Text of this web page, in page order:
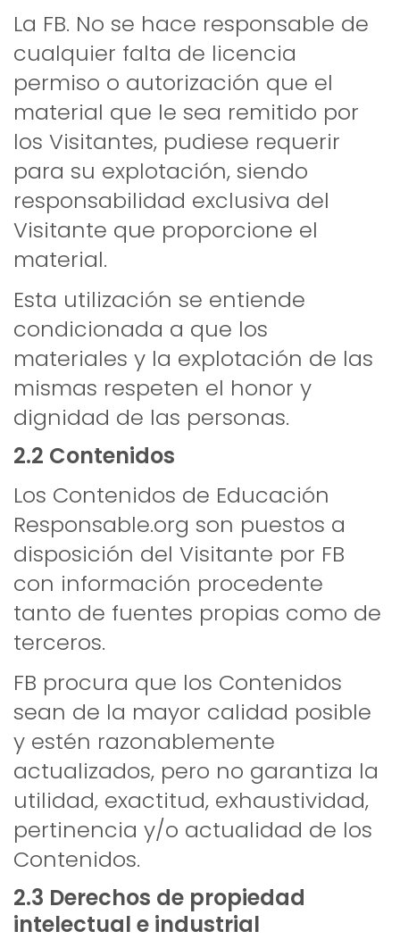
La FB. No se hace responsable de
cualquier falta de licencia
permiso o autorización que el
material que le sea remitido por
los Visitantes, pudiese requerir
para su explotación, siendo
responsabilidad exclusiva del
Visitante que proporcione el
material.
Esta utilización se entiende
condicionada a que los
materiales y la explotación de las
mismas respeten el honor y
dignidad de las personas.
2.2 Contenidos
Los Contenidos de Educación
Responsable.org son puestos a
disposición del Visitante por FB
con información procedente
tanto de fuentes propias como de
terceros.
FB procura que los Contenidos
sean de la mayor calidad posible
y estén razonablemente
actualizados, pero no garantiza la
utilidad, exactitud, exhaustividad,
pertinencia y/o actualidad de los
Contenidos.
2.3 Derechos de propiedad
intelectual e industrial